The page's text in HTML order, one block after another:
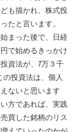
も描かれ、株式投
たと言います。
まった後で、日経
で始めるきっかけ
資法が、7万３千
の投資法は、個人
ないと思います
方であれば、実践
買した銘柄のリス